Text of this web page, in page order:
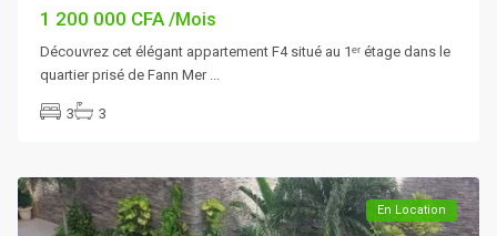
1 200 000 CFA/Mois
Découvrez cet élégant appartement F4 situé au 1ᵉʳ étage dans le
quartier prisé de Fann Mer ...
3 3
En Location